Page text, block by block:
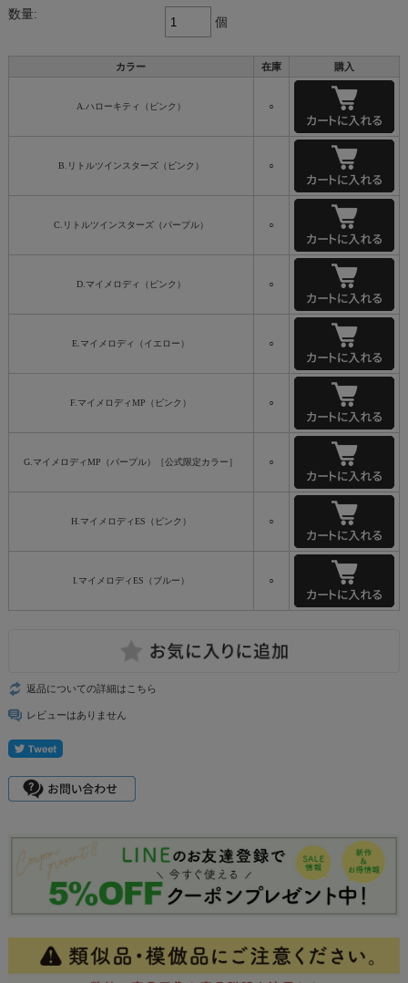
数量:
個
カラー 在庫 購入
A.ハローキティ（ピンク） ○
B.リトルツインスターズ（ピンク） ○
C.リトルツインスターズ（パープル） ○
D.マイメロディ（ピンク） ○
E.マイメロディ（イエロー） ○
F.マイメロディMP（ピンク） ○
G.マイメロディMP（パープル）［公式限定カラー］ ○
H.マイメロディES（ピンク） ○
I.マイメロディES（ブルー） ○
返品についての詳細はこちら
レビューはありません